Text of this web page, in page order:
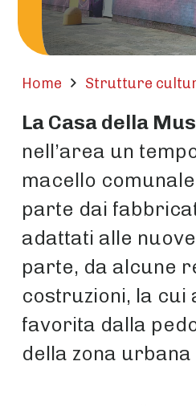
Home Strutture
La Casa della
nell’area un
macello
parte dai
adattati alle
parte, da alcune
costruzioni, la cui
favorita dalla
della zona